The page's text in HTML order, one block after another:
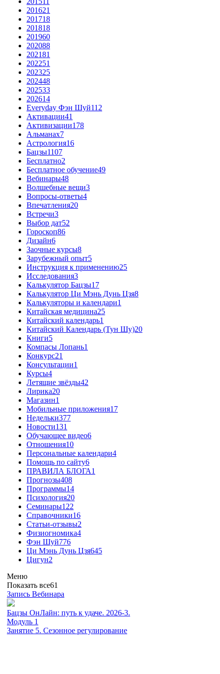
201621
201718
201818
201960
202088
202181
202251
202325
202448
202533
202614
Everyday Фэн Шуй112
Активации41
Активизации178
Альманах7
Астрология16
Бацзы1107
Бесплатно2
Бесплатное обучение49
Вебинары48
Волшебные вещи3
Вопросы-ответы4
Впечатления20
Встречи3
Выбор дат52
Гороскоп86
Дизайн6
Заочные курсы8
Зарубежный опыт5
Инструкция к применению25
Исследования3
Калькулятор Бацзы17
Калькулятор Ци Мэнь Дунь Цзя8
Калькуляторы и календари1
Китайская медицина25
Китайский календарь1
Китайский Календарь (Тун Шу)20
Книги5
Компасы Лопань1
Конкурс21
Консультации1
Курсы4
Летящие звёзды42
Лирика20
Магазин1
Мобильные приложения17
Недельки377
Новости131
Обучающее видео6
Отношения10
Персональные календари4
Помощь по сайту6
ПРАВИЛА БЛОГА1
Прогнозы408
Программы14
Психология20
Семинары122
Справочники16
Статьи-отзывы2
Физиогномика4
Фэн Шуй776
Ци Мэнь Дунь Цзя645
Цигун2
Меню
Показать все61
Запись Вебинара
Бацзы ОнЛайн: путь к удаче. 2026-3.
Модуль 1
Занятие 5. Сезонное регулирование